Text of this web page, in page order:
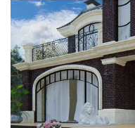
Сегодня
и напольную
угловые) для
плитку и другие
для
мангала,